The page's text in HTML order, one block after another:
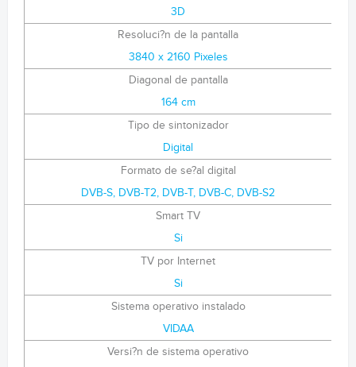
3D
Resoluci?n de la pantalla
3840 x 2160 Pixeles
Diagonal de pantalla
164 cm
Tipo de sintonizador
Digital
Formato de se?al digital
DVB-S, DVB-T2, DVB-T, DVB-C, DVB-S2
Smart TV
Si
TV por Internet
Si
Sistema operativo instalado
VIDAA
Versi?n de sistema operativo